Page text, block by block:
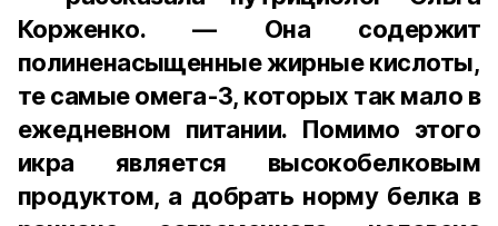
Корженко. — Она содержит
полиненасыщенные жирные кислоты,
те самые омега-3, которых так мало в
ежедневном питании. Помимо этого
икра является высокобелковым
продуктом, а добрать норму белка в